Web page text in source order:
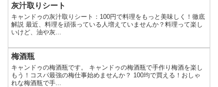
灰汁取りシート
キャンドゥの灰汁取りシート：100円で料理をもっと美味しく！徹底
解説 最近、料理を頑張っている人増えていませんか？料理って楽し
いけど、油や灰...
梅酒瓶
キャンドゥの梅酒瓶です。 キャンドゥの梅酒瓶で手作り梅酒を楽し
もう！コスパ最強の梅仕事始めませんか？ 100均で買える！おしゃ
れな梅酒瓶で手...